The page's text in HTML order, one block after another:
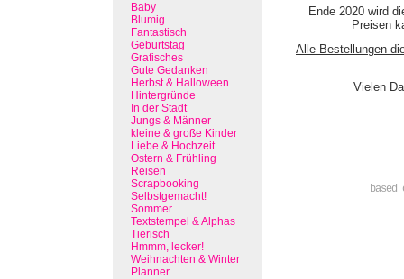
Ende 2020 wird
Preisen
Alle Bestellungen
Vielen
Baby
Blumig
Fantastisch
Geburtstag
Grafisches
Gute Gedanken
Herbst & Halloween
Hintergründe
In der Stadt
Jungs & Männer
kleine & große Kinder
Liebe & Hochzeit
Ostern & Frühling
Reisen
Scrapbooking
Selbstgemacht!
Sommer
Textstempel & Alphas
Tierisch
Hmmm, lecker!
Weihnachten & Winter
Planner